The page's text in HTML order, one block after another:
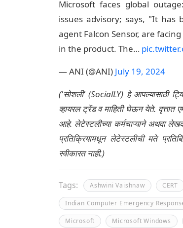
Microsoft faces global
issues advisory; says, "It has
agent Falcon Sensor, are
in the product. The…
— ANI (@ANI) July 19, 2024
('सोशली' (SocialLY) हे आपल्यासाठी
व्हायरल ट्रेंड व माहिती घेऊन येते.
आहे. लेटेस्टलीच्या कर्मचाऱ्याने अथवा
प्रतिक्रियामधून लेटेस्टलीची मते
स्वीकारत नाही.)
Tags: Ashwini Vaishnaw CERT
Indian Computer Emergency
Microsoft Microsoft Windows